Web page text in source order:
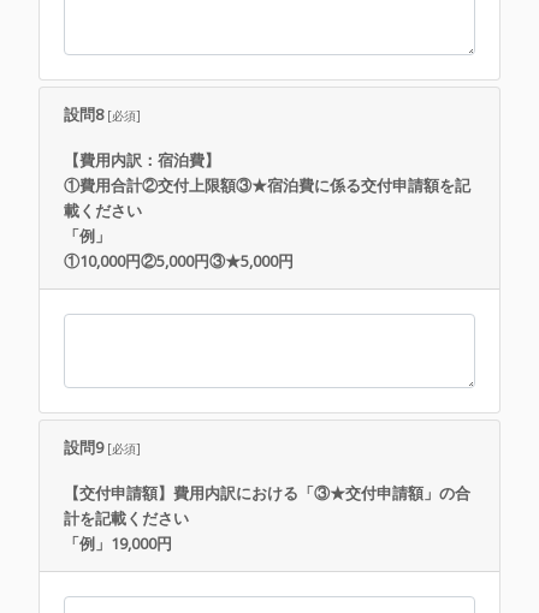
設問8[必須]
【費用内訳：宿泊費】
①費用合計②交付上限額③★宿泊費に係る交付申請額を記
載ください
「例」
①10,000円②5,000円③★5,000円
設問9[必須]
【交付申請額】費用内訳における「③★交付申請額」の合
計を記載ください
「例」19,000円